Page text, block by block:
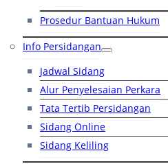
Prosedur Bantuan Hukum
Info Persidangan
Jadwal Sidang
Alur Penyelesaian Perkara
Tata Tertib Persidangan
Sidang Online
Sidang Keliling